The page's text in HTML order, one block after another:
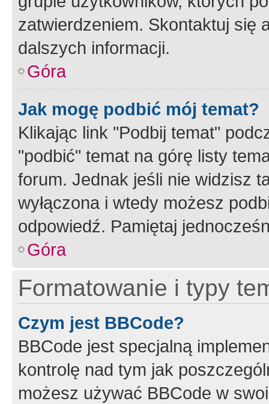
zatwierdzeniem. Skontaktuj się
dalszych informacji.
Góra
Jak mogę podbić mój temat?
Klikając link "Podbij temat"
"podbić" temat na górę listy
forum. Jednak jeśli nie widzisz
wyłączona i wtedy możesz
odpowiedź. Pamiętaj
Góra
Formatowanie i typy
Czym jest BBCode?
BBCode jest specjalną
kontrolę nad tym jak
możesz używać BBCode w